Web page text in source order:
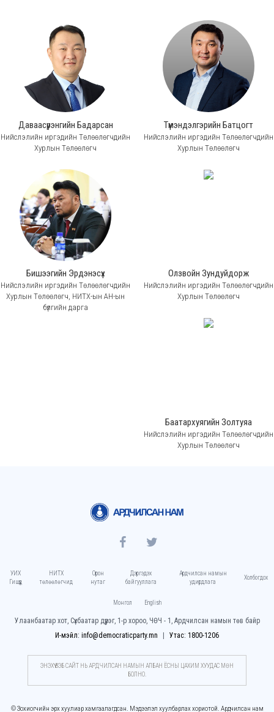
Даваасүрэнгийн Бадарсан
Нийслэлийн иргэдийн Төлөөлөгчдийн
Хурлын Төлөөлөгч
Түмэндэлгэрийн Батцогт
Нийслэлийн иргэдийн Төлөөлөгчдийн
Хурлын Төлөөлөгч
Бишээгийн Эрдэнэсүх
Нийслэлийн иргэдийн Төлөөлөгчдийн
Хурлын Төлөөлөгч, НИТХ-ын АН-ын
бүлгийн дарга
Олзвойн Зундуйдорж
Нийслэлийн иргэдийн Төлөөлөгчдийн
Хурлын Төлөөлөгч
Баатархуягийн Золтуяа
Нийслэлийн иргэдийн Төлөөлөгчдийн
Хурлын Төлөөлөгч
УИХ
Гишүүд
НИТХ
төлөөлөгчид
Орон
нутаг
Дэргэдэх
байгууллага
Ардчилсан намын
удирдлага
Холбогдох
Монгол English
Улаанбаатар хот, Сүхбаатар дүүрэг, 1-р хороо, ЧӨЧ - 1, Ардчилсан намын төв байр
И-мэйл: info@democraticparty.mn
Утас: 1800-1206
ЭНЭХҮҮ ВЭБ САЙТ НЬ АРДЧИЛСАН НАМЫН АЛБАН ЁСНЫ ЦАХИМ ХУУДАC МӨН
БОЛНО.
© Зохиогчийн эрх хуулиар хамгаалагдсан. Мэдээлэл хуулбарлах хориотой. Ардчилсан нам